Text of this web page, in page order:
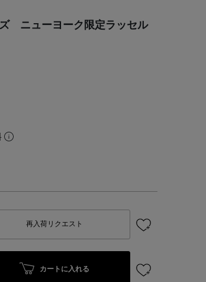
ズ ニューヨーク限定ラッセル
再入荷リクエスト
カートに入れる